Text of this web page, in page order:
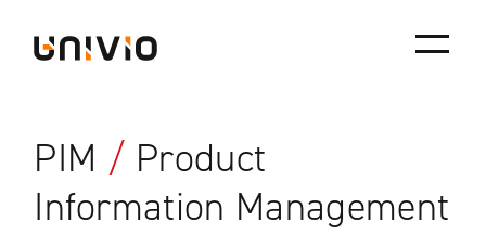
content
PIM / Product
Information Management